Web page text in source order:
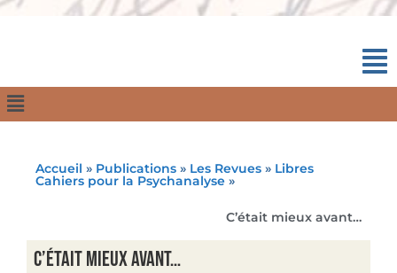
Accueil » Publications » Les Revues » Libres
Cahiers pour la Psychanalyse »
C’était mieux avant…
C’était mieux avant…